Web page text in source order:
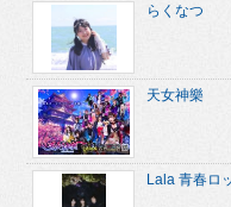
らくなつ
天女神樂
Lala 青春ロ